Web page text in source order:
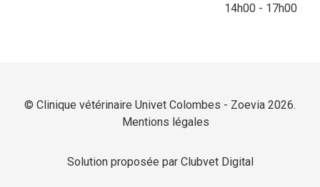
14h00 - 17h00
© Clinique vétérinaire Univet Colombes - Zoevia 2026.
Mentions légales
Solution proposée par Clubvet Digital